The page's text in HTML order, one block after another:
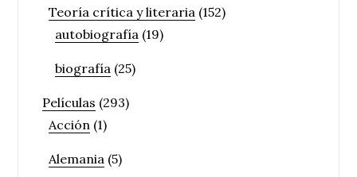
Teoría crítica y literaria (152)
autobiografía (19)
biografía (25)
Películas (293)
Acción (1)
Alemania (5)